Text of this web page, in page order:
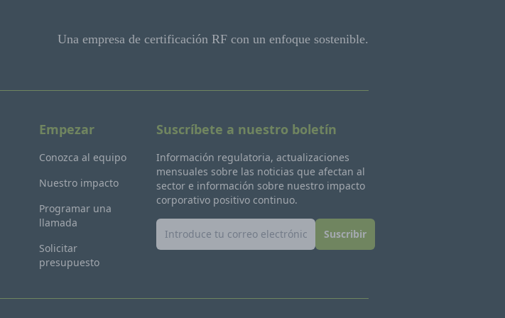
Una empresa de certificación RF con un enfoque sostenible.
Empezar
Conozca al equipo
Nuestro impacto
Programar una
llamada
Solicitar
presupuesto
Suscríbete a nuestro boletín
Información regulatoria, actualizaciones
mensuales sobre las noticias que afectan al
sector e información sobre nuestro impacto
corporativo positivo continuo.
Suscribir